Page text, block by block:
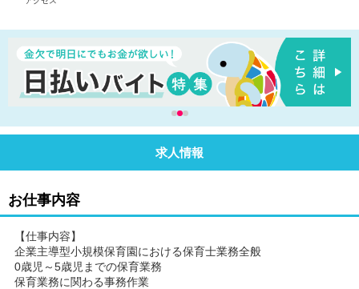
求人情報
お仕事内容
【仕事内容】
企業主導型小規模保育園における保育士業務全般
0歳児～5歳児までの保育業務
保育業務に関わる事務作業